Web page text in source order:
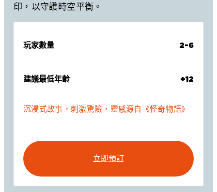
印，以守護時空平衡。
玩家數量 2-6
建議最低年齡 +12
沉浸式故事，刺激驚險，靈感源自《怪奇物語》
立即預訂